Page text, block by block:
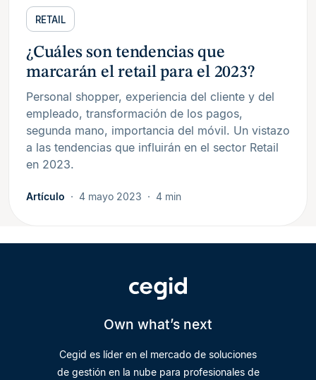
RETAIL
¿Cuáles son tendencias que
marcarán el retail para el 2023?
Personal shopper, experiencia del cliente y del
empleado, transformación de los pagos,
segunda mano, importancia del móvil. Un vistazo
a las tendencias que influirán en el sector Retail
en 2023.
Artículo 4 mayo 2023 4 min
Own what’s next
Cegid es líder en el mercado de soluciones
de gestión en la nube para profesionales de